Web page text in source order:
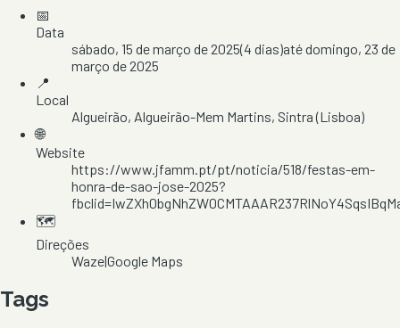
📅
Data
sábado, 15 de março de 2025(4 dias)atédomingo, 23 de
março de 2025
📍
Local
Algueirão, Algueirão-Mem Martins, Sintra(Lisboa)
🌐
Website
https://www.jfamm.pt/pt/noticia/518/festas-em-
honra-de-sao-jose-2025?
🗺️
Direções
Waze|Google Maps
Tags